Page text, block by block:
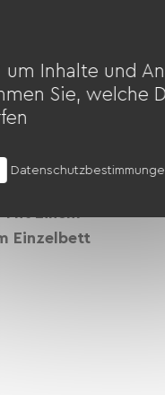
Einzelbett
Inhalte und
Sie, welche